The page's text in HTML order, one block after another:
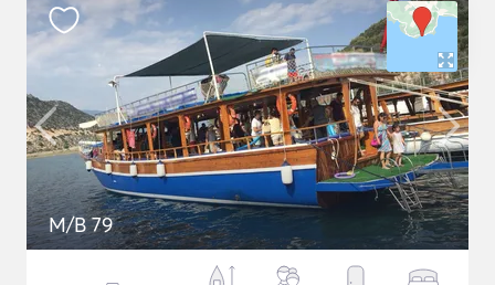
M/B 79